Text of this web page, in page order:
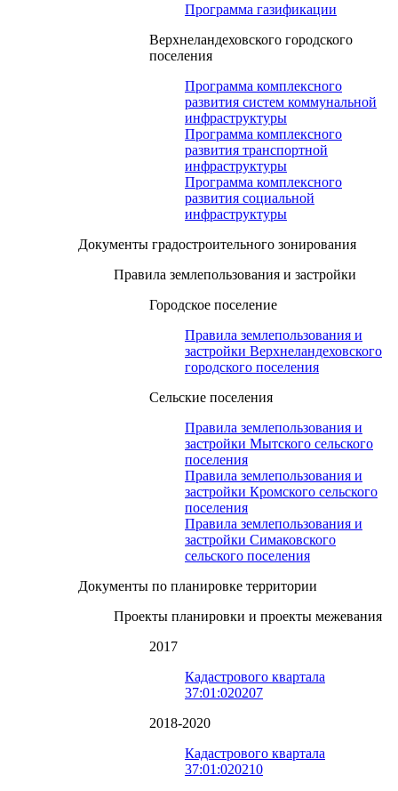
Программа газификации
Верхнеландеховского городского
поселения
Программа комплексного
развития систем коммунальной
инфраструктуры
Программа комплексного
развития транспортной
инфраструктуры
Программа комплексного
развития социальной
инфраструктуры
Документы градостроительного зонирования
Правила землепользования и застройки
Городское поселение
Правила землепользования и
застройки Верхнеландеховского
городского поселения
Сельские поселения
Правила землепользования и
застройки Мытского сельского
поселения
Правила землепользования и
застройки Кромского сельского
поселения
Правила землепользования и
застройки Симаковского
сельского поселения
Документы по планировке территории
Проекты планировки и проекты межевания
2017
Кадастрового квартала
37:01:020207
2018-2020
Кадастрового квартала
37:01:020210